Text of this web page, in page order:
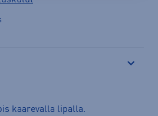
kaarevalla lipalla.